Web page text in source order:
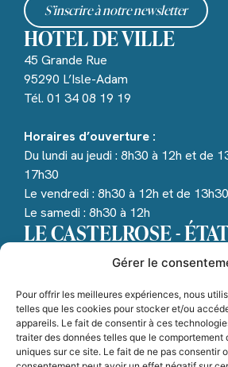
Gérer le
Pour offrir les meilleures expériences, nous
telles que les cookies pour stocker et/ou
appareils. Le fait de consentir à ces
traiter des données telles que le comportement
uniques sur ce site. Le fait de ne pas consentir
S’inscrire à notre newsletter
HOTEL DE VILLE
45 Grande Rue
95290 L’Isle-Adam
Tél. 01 34 08 19 19
Horaires d’ouverture :
Du lundi au jeudi : 8h30 à 12h et de
17h30
Le vendredi : 8h30 à 12h et de
Le samedi : 8h30 à 12h
LE CASTELROSE -
1 avenue de Paris
L’Isle-Adam Tél. 01 34 08 19 07
Horaires d’ouverture :
Lundi, mardi, mercredi, jeudi :